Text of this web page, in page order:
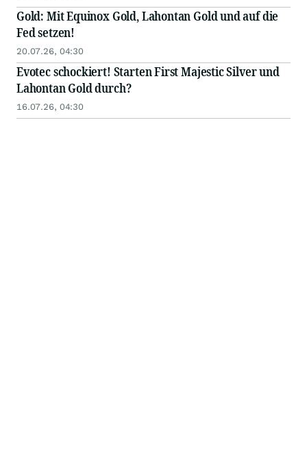
Gold: Mit Equinox Gold, Lahontan Gold und auf die
Fed setzen!
20.07.26, 04:30
Evotec schockiert! Starten First Majestic Silver und
Lahontan Gold durch?
16.07.26, 04:30